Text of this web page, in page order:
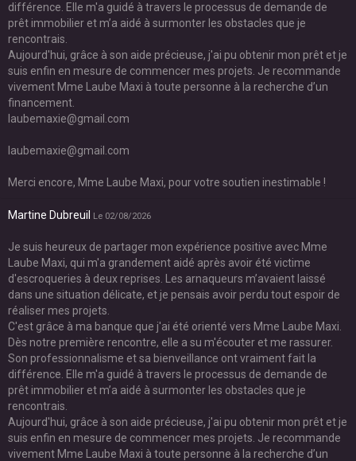
différence. Elle m'a guidé à travers le processus de demande de
prêt immobilier et m’a aidé à surmonter les obstacles que je
rencontrais.
Aujourd'hui, grâce à son aide précieuse, j'ai pu obtenir mon prêt et je
suis enfin en mesure de commencer mes projets. Je recommande
vivement Mme Laube Maxi à toute personne à la recherche d’un
financement.
laubemaxie@gmail.com
laubemaxie@gmail.com
Merci encore, Mme Laube Maxi, pour votre soutien inestimable !
Martine Dubreuil Le 02/08/2026
Je suis heureux de partager mon expérience positive avec Mme
Laube Maxi, qui m'a grandement aidé après avoir été victime
d'escroqueries à deux reprises. Les arnaqueurs m’avaient laissé
dans une situation délicate, et je pensais avoir perdu tout espoir de
réaliser mes projets.
C'est grâce à ma banque que j'ai été orienté vers Mme Laube Maxi.
Dès notre première rencontre, elle a su m'écouter et me rassurer.
Son professionnalisme et sa bienveillance ont vraiment fait la
différence. Elle m'a guidé à travers le processus de demande de
prêt immobilier et m’a aidé à surmonter les obstacles que je
rencontrais.
Aujourd'hui, grâce à son aide précieuse, j'ai pu obtenir mon prêt et je
suis enfin en mesure de commencer mes projets. Je recommande
vivement Mme Laube Maxi à toute personne à la recherche d’un